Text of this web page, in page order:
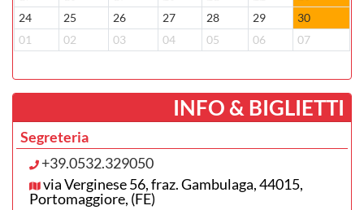
24
25 26 27 28 29
30
01
02 03 04 05 06 07
­INFO & BIGLIETTI
Segreteria
+39.0532.329050
via Verginese 56, fraz. Gambulaga, 44015,
Portomaggiore, (FE)